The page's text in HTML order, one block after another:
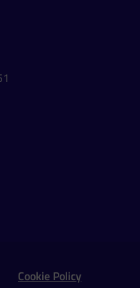
Cookie Policy